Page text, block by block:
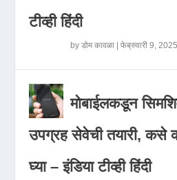
टीव्ही हिंदी
byडोम कावळा |फेब्रुवारी 9, 2025
मोबाईलकडून
उपग्रह सेवेची तयारी, कसे
घ्या – इंडिया टीव्ही हिंदी